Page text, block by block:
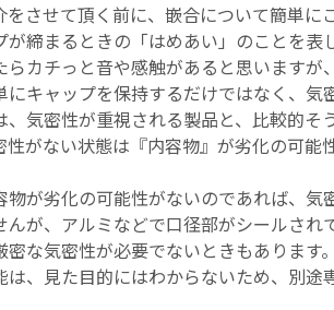
をさせて頂く前に、嵌合について簡単に
締まるときの「はめあい」のことを表
カチっと音や感触があると思いますが
にキャップを保持するだけではなく、気
気密性が重視される製品と、比較的そ
性がない状態は『内容物』が劣化の可
物が劣化の可能性がないのであれば、気
んが、アルミなどで口径部がシールさ
な気密性が必要でないときもあります。
、見た目的にはわからないため、別途